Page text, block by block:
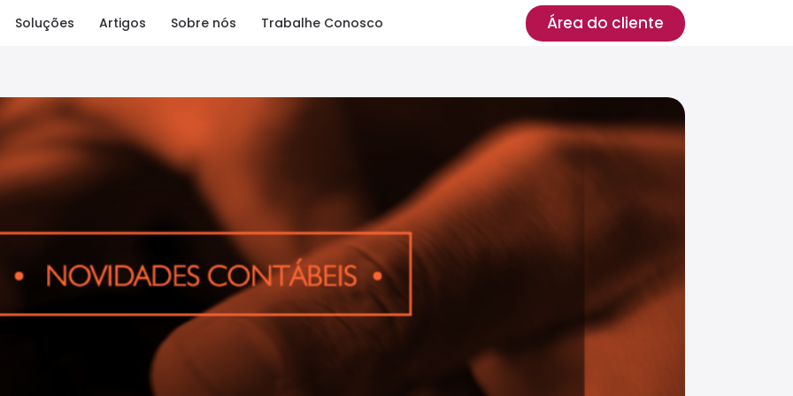
Soluções Artigos Sobre nós Trabalhe Conosco Área do cliente